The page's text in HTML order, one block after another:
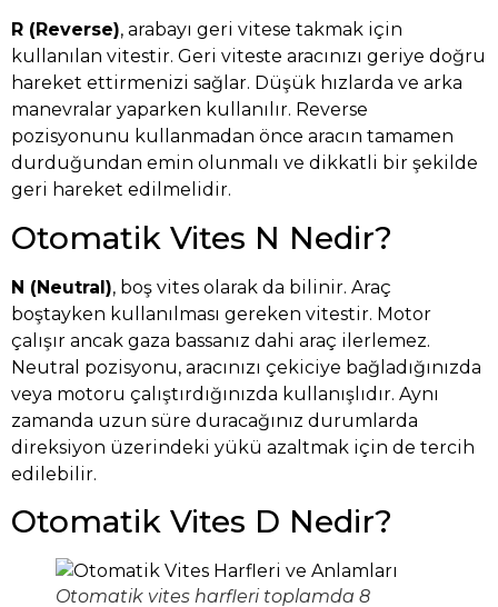
R (Reverse), arabayı geri vitese takmak için
kullanılan vitestir. Geri viteste aracınızı geriye doğru
hareket ettirmenizi sağlar. Düşük hızlarda ve arka
manevralar yaparken kullanılır. Reverse
pozisyonunu kullanmadan önce aracın tamamen
durduğundan emin olunmalı ve dikkatli bir şekilde
geri hareket edilmelidir.
Otomatik Vites N Nedir?
N (Neutral), boş vites olarak da bilinir. Araç
boştayken kullanılması gereken vitestir. Motor
çalışır ancak gaza bassanız dahi araç ilerlemez.
Neutral pozisyonu, aracınızı çekiciye bağladığınızda
veya motoru çalıştırdığınızda kullanışlıdır. Aynı
zamanda uzun süre duracağınız durumlarda
direksiyon üzerindeki yükü azaltmak için de tercih
edilebilir.
Otomatik Vites D Nedir?
Otomatik vites harfleri toplamda 8